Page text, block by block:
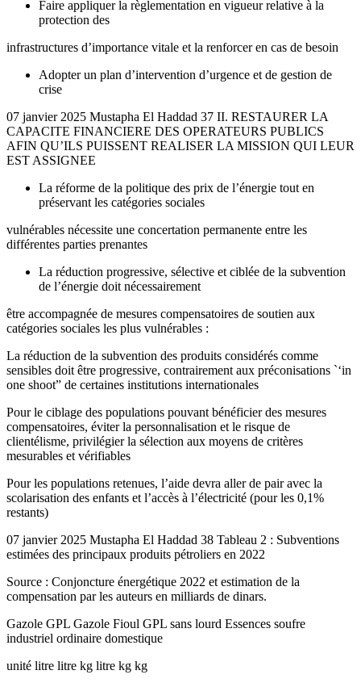
Faire appliquer la règlementation en vigueur relative à la
protection des
infrastructures d’importance vitale et la renforcer en cas de besoin
Adopter un plan d’intervention d’urgence et de gestion de
crise
07 janvier 2025 Mustapha El Haddad 37 II. RESTAURER LA
CAPACITE FINANCIERE DES OPERATEURS PUBLICS
AFIN QU’ILS PUISSENT REALISER LA MISSION QUI LEUR
EST ASSIGNEE
La réforme de la politique des prix de l’énergie tout en
préservant les catégories sociales
vulnérables nécessite une concertation permanente entre les
différentes parties prenantes
La réduction progressive, sélective et ciblée de la subvention
de l’énergie doit nécessairement
être accompagnée de mesures compensatoires de soutien aux
catégories sociales les plus vulnérables :
La réduction de la subvention des produits considérés comme
sensibles doit être progressive, contrairement aux préconisations `‘in
one shoot” de certaines institutions internationales
Pour le ciblage des populations pouvant bénéficier des mesures
compensatoires, éviter la personnalisation et le risque de
clientélisme, privilégier la sélection aux moyens de critères
mesurables et vérifiables
Pour les populations retenues, l’aide devra aller de pair avec la
scolarisation des enfants et l’accès à l’électricité (pour les 0,1%
restants)
07 janvier 2025 Mustapha El Haddad 38 Tableau 2 : Subventions
estimées des principaux produits pétroliers en 2022
Source : Conjoncture énergétique 2022 et estimation de la
compensation par les auteurs en milliards de dinars.
Gazole GPL Gazole Fioul GPL sans lourd Essences soufre
industriel ordinaire domestique
unité litre litre kg litre kg kg